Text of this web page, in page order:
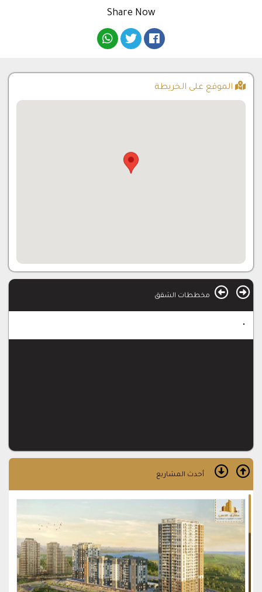
Share Now
الموقع على الخريطة
مخططات الشقق
أحدث المشاريع